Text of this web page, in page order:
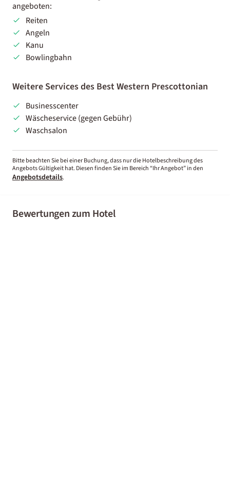
angeboten:
Reiten
Angeln
Kanu
Bowlingbahn
Weitere Services des Best Western Prescottonian
Businesscenter
Wäscheservice (gegen Gebühr)
Waschsalon
Bitte beachten Sie bei einer Buchung, dass nur die Hotelbeschreibung des
Angebots Gültigkeit hat. Diesen finden Sie im Bereich “Ihr Angebot” in den
Angebotsdetails.
Bewertungen zum Hotel